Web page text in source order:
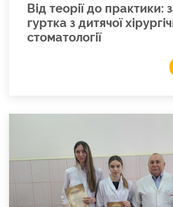
Від теорії до практики:
гуртка з дитячої
стоматології